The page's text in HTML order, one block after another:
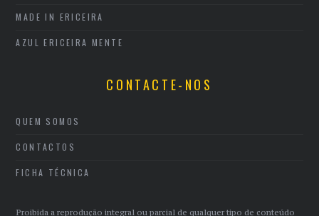
MADE IN ERICEIRA
AZUL ERICEIRA MENTE
CONTACTE-NOS
QUEM SOMOS
CONTACTOS
FICHA TÉCNICA
Proibida a reprodução integral ou parcial de qualquer tipo de conteúdo